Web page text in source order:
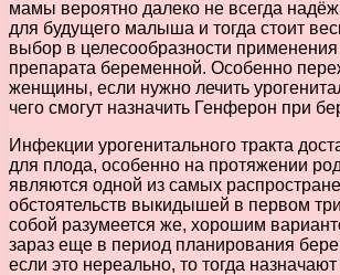
мамы вероятно далеко не всегда
для будущего малыша и тогда стоит
выбор в целесообразности применения
препарата беременной. Особенно
женщины, если нужно лечить
чего смогут назначить Генферон при
Инфекции урогенитального тракта
для плода, особенно на протяжении
являются одной из самых
обстоятельств выкидышей в первом
собой разумеется же, хорошим
зараз еще в период планирования
если это нереально, то тогда